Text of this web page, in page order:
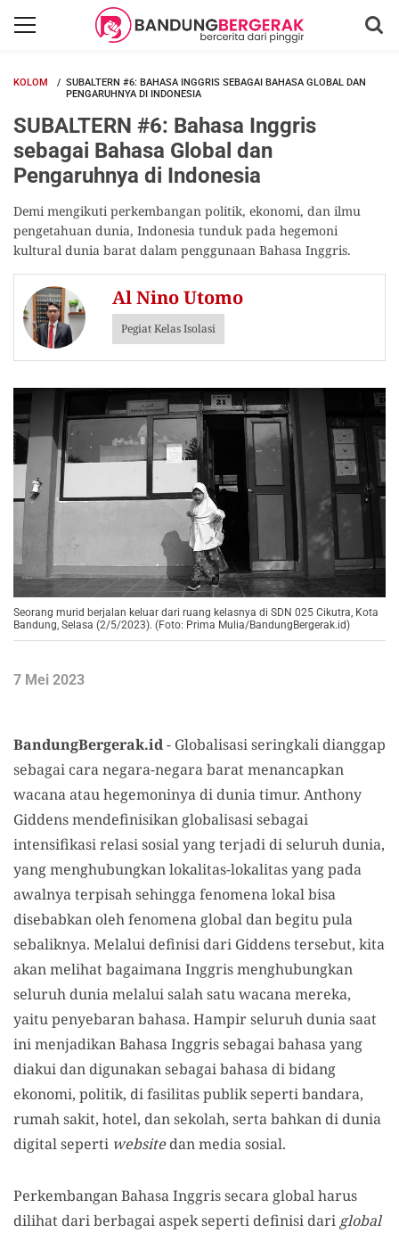
KOLOM
SUBALTERN #6: BAHASA INGGRIS SEBAGAI BAHASA GLOBAL DAN
PENGARUHNYA DI INDONESIA
SUBALTERN #6: Bahasa Inggris
sebagai Bahasa Global dan
Pengaruhnya di Indonesia
Demi mengikuti perkembangan politik, ekonomi, dan ilmu
pengetahuan dunia, Indonesia tunduk pada hegemoni
kultural dunia barat dalam penggunaan Bahasa Inggris.
Al Nino Utomo
Pegiat Kelas Isolasi
Seorang murid berjalan keluar dari ruang kelasnya di SDN 025 Cikutra, Kota
Bandung, Selasa (2/5/2023). (Foto: Prima Mulia/BandungBergerak.id)
7 Mei 2023
BandungBergerak.id- Globalisasi seringkali dianggap
sebagai cara negara-negara barat menancapkan
wacana atau hegemoninya di dunia timur. Anthony
Giddens mendefinisikan globalisasi sebagai
intensifikasi relasi sosial yang terjadi di seluruh dunia,
yang menghubungkan lokalitas-lokalitas yang pada
awalnya terpisah sehingga fenomena lokal bisa
disebabkan oleh fenomena global dan begitu pula
sebaliknya. Melalui definisi dari Giddens tersebut, kita
akan melihat bagaimana Inggris menghubungkan
seluruh dunia melalui salah satu wacana mereka,
yaitu penyebaran bahasa. Hampir seluruh dunia saat
ini menjadikan Bahasa Inggris sebagai bahasa yang
diakui dan digunakan sebagai bahasa di bidang
ekonomi, politik, di fasilitas publik seperti bandara,
rumah sakit, hotel, dan sekolah, serta bahkan di dunia
digital seperti websitedan media sosial.
Perkembangan Bahasa Inggris secara global harus
dilihat dari berbagai aspek seperti definisi dari global